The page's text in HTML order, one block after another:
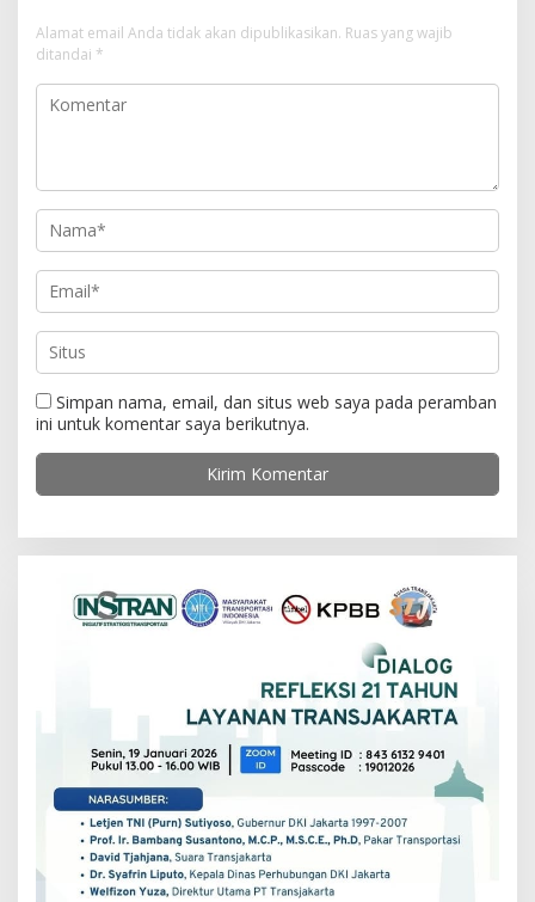
i
p
o
Alamat email Anda tidak akan dipublikasikan. Ruas yang wajib
ditandai *
Simpan nama, email, dan situs web saya pada peramban
ini untuk komentar saya berikutnya.